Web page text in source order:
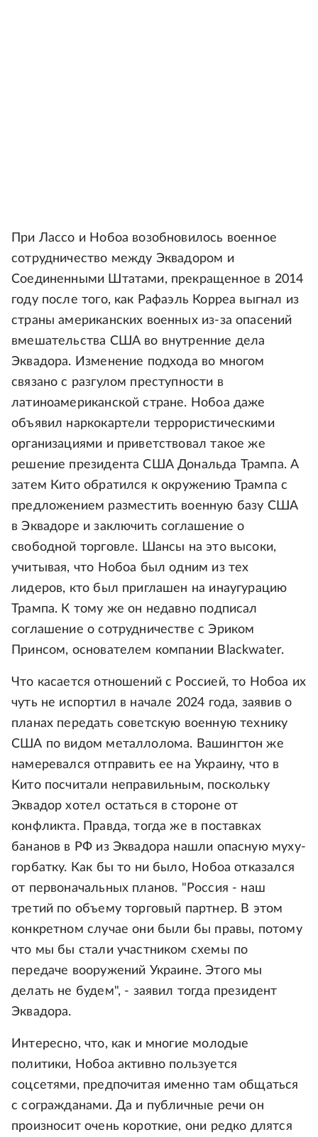
При Лассо и Нобоа возобновилось военное
сотрудничество между Эквадором и
Соединенными Штатами, прекращенное в 2014
году после того, как Рафаэль Корреа выгнал из
страны американских военных из-за опасений
вмешательства США во внутренние дела
Эквадора. Изменение подхода во многом
связано с разгулом преступности в
латиноамериканской стране. Нобоа даже
объявил наркокартели террористическими
организациями и приветствовал такое же
решение президента США Дональда Трампа. А
затем Кито обратился к окружению Трампа с
предложением разместить военную базу США
в Эквадоре и заключить соглашение о
свободной торговле. Шансы на это высоки,
учитывая, что Нобоа был одним из тех
лидеров, кто был приглашен на инаугурацию
Трампа. К тому же он недавно подписал
соглашение о сотрудничестве с Эриком
Принсом, основателем компании Blackwater.
Что касается отношений с Россией, то Нобоа их
чуть не испортил в начале 2024 года, заявив о
планах передать советскую военную технику
США по видом металлолома. Вашингтон же
намеревался отправить ее на Украину, что в
Кито посчитали неправильным, поскольку
Эквадор хотел остаться в стороне от
конфликта. Правда, тогда же в поставках
бананов в РФ из Эквадора нашли опасную муху-
горбатку. Как бы то ни было, Нобоа отказался
от первоначальных планов. "Россия - наш
третий по объему торговый партнер. В этом
конкретном случае они были бы правы, потому
что мы бы стали участником схемы по
передаче вооружений Украине. Этого мы
делать не будем", - заявил тогда президент
Эквадора.
Интересно, что, как и многие молодые
политики, Нобоа активно пользуется
соцсетями, предпочитая именно там общаться
с согражданами. Да и публичные речи он
произносит очень короткие, они редко длятся